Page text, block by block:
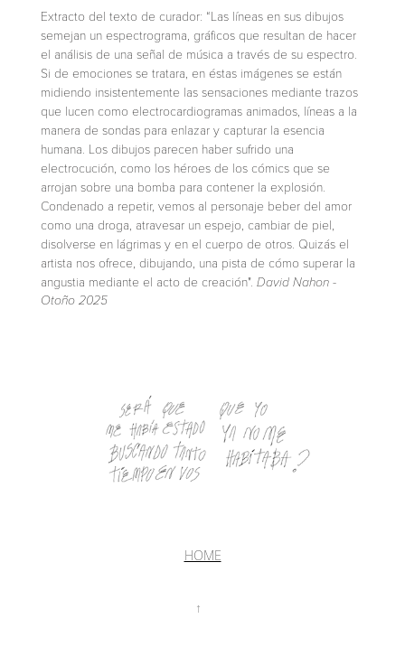
Extracto del texto de curador: “Las líneas en sus dibujos
semejan un espectrograma, gráficos que resultan de hacer
el análisis de una señal de música a través de su espectro.
Si de emociones se tratara, en éstas imágenes se están
midiendo insistentemente las sensaciones mediante trazos
que lucen como electrocardiogramas animados, líneas a la
manera de sondas para enlazar y capturar la esencia
humana. Los dibujos parecen haber sufrido una
electrocución, como los héroes de los cómics que se
arrojan sobre una bomba para contener la explosión.
Condenado a repetir, vemos al personaje beber del amor
como una droga, atravesar un espejo, cambiar de piel,
disolverse en lágrimas y en el cuerpo de otros. Quizás el
artista nos ofrece, dibujando, una pista de cómo superar la
angustia mediante el acto de creación". David Nahon -
Otoño 2025
HOME
↑